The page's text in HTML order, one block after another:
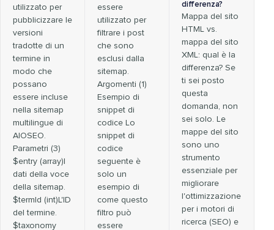
utilizzato per
pubblicizzare le
versioni
tradotte di un
termine in
modo che
possano
essere incluse
nella sitemap
multilingue di
AIOSEO.
Parametri (3)
$entry (array)I
dati della voce
della sitemap.
$termId (int)L'ID
del termine.
$taxonomy
essere
utilizzato per
filtrare i post
che sono
esclusi dalla
sitemap.
Argomenti (1)
Esempio di
snippet di
codice Lo
snippet di
codice
seguente è
solo un
esempio di
come questo
filtro può
essere
differenza?
Mappa del sito
HTML vs.
mappa del sito
XML: qual è la
differenza? Se
ti sei posto
questa
domanda, non
sei solo. Le
mappe del sito
sono uno
strumento
essenziale per
migliorare
l'ottimizzazione
per i motori di
ricerca (SEO) e